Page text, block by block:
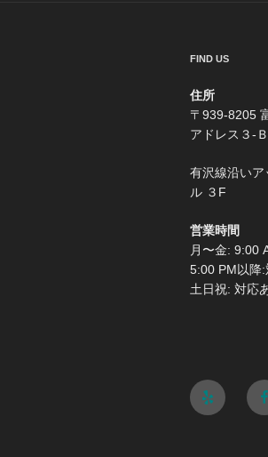
FIND US
住所
〒939-8205
アドレス３-Ｂ
有沢線沿い
ル ３F
営業時間
月〜金: 9:00
5:00 PM以降:
土日祝: 対応
Yelp